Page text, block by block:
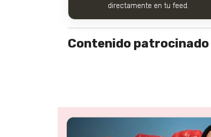
directamente en tu feed.
Contenido patrocinado